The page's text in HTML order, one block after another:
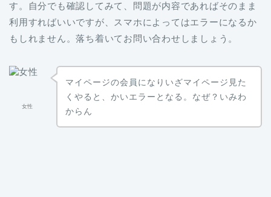
す。自分でも確認してみて、問題が内容であればそのまま
利用すればいいですが、スマホによってはエラーになるか
もしれません。落ち着いてお問い合わせしましょう。
女性
マイページの会員になりいざマイページ見た
くやると、かいエラーとなる。なぜ？いみわ
からん